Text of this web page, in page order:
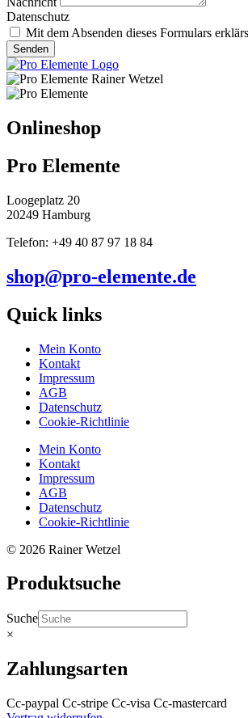
Datenschutz
Mit dem Absenden dieses Formulars
Senden
Onlineshop
Pro Elemente
Loogeplatz 20
20249 Hamburg
Telefon: +49 40 87 97 18 84
shop@pro-elemente.de
Quick links
Mein Konto
Kontakt
Impressum
AGB
Datenschutz
Cookie-Richtlinie
Mein Konto
Kontakt
Impressum
AGB
Datenschutz
Cookie-Richtlinie
© 2026 Rainer Wetzel
Produktsuche
Suche
×
Zahlungsarten
Cc-paypal Cc-stripe Cc-visa Cc-mastercard